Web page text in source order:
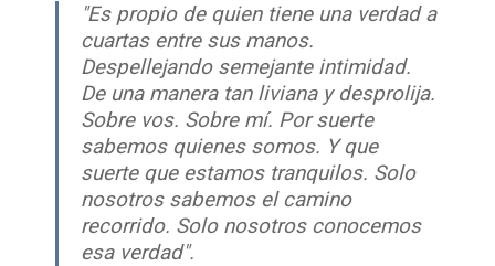
"Es propio de quien tiene una verdad a
cuartas entre sus manos.
Despellejando semejante intimidad.
De una manera tan liviana y desprolija.
Sobre vos. Sobre mí. Por suerte
sabemos quienes somos. Y que
suerte que estamos tranquilos. Solo
nosotros sabemos el camino
recorrido. Solo nosotros conocemos
esa verdad".